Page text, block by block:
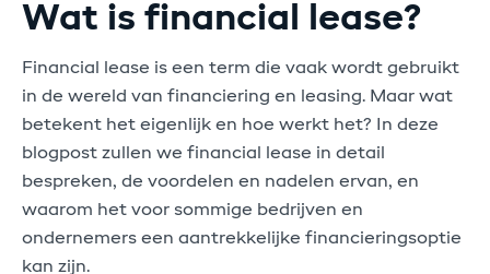
Wat is financial lease?
Financial lease is een term die vaak wordt gebruikt
in de wereld van financiering en leasing. Maar wat
betekent het eigenlijk en hoe werkt het? In deze
blogpost zullen we financial lease in detail
bespreken, de voordelen en nadelen ervan, en
waarom het voor sommige bedrijven en
ondernemers een aantrekkelijke financieringsoptie
kan zijn.